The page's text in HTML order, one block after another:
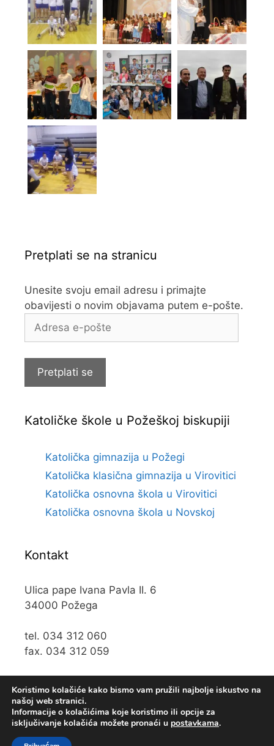
Pretplati se na stranicu
Unesite svoju email adresu i primajte
obavijesti o novim objavama putem e-pošte.
Adresa
Pretplati se
Katoličke škole u Požeškoj biskupiji
Katolička gimnazija u Požegi
Katolička klasična gimnazija u Virovitici
Katolička osnovna škola u Virovitici
Katolička osnovna škola u Novskoj
Kontakt
Ulica pape Ivana Pavla II. 6
34000 Požega
tel. 034 312 060
fax. 034 312 059
Koristimo kolačiće kako bismo vam pružili najbolje iskustvo na
našoj web stranici.
Informacije o kolačićima koje koristimo ili opcije za
isključivanje kolačića možete pronaći u postavkama.